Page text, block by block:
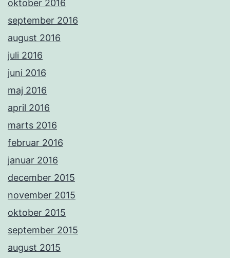
oktober 2016
september 2016
august 2016
juli 2016
juni 2016
maj 2016
april 2016
marts 2016
februar 2016
januar 2016
december 2015
november 2015
oktober 2015
september 2015
august 2015